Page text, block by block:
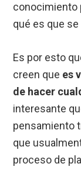
conocimiento
qué es que
Es por esto
creen que es
de hacer
interesante
pensamiento
que
proceso de